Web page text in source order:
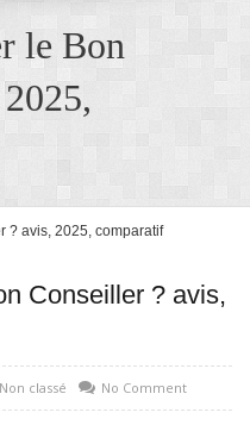
le Bon
? avis, 2025, comparatif
Conseiller ? avis,
Non classé No Comment